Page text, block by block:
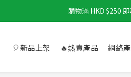
購物滿 HKD $250
🎈新品上架 🔥熱賣產品 網絡